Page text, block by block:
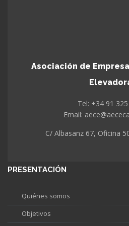
Asociación de
Tel: +34 91
Email:
C/ Albasanz 67, Oficina
PRESENTACIÓN
Quiénes somos
Objetivos